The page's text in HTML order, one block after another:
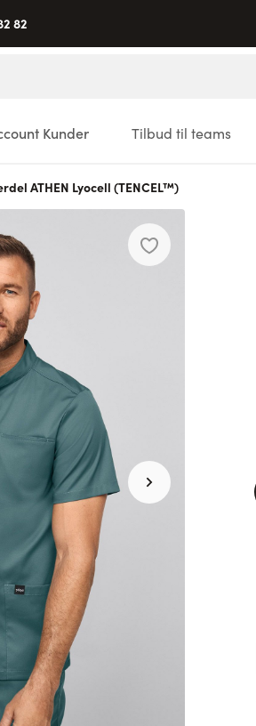
82
Kunder Tilbud til teams
ATHEN Lyocell (TENCEL™)